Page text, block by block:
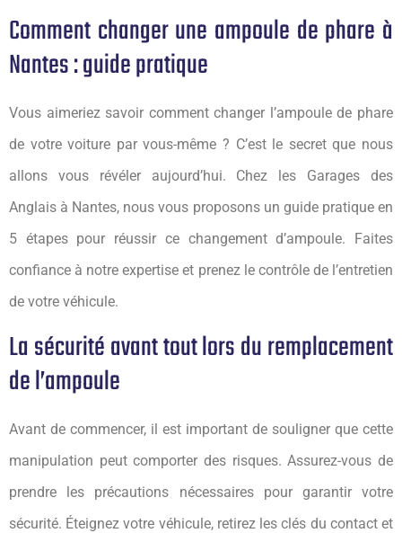
Comment changer une ampoule de phare à
Nantes : guide pratique
Vous aimeriez savoir comment changer l’ampoule de phare
de votre voiture par vous-même ? C’est le secret que nous
allons vous révéler aujourd’hui. Chez les Garages des
Anglais à Nantes, nous vous proposons un guide pratique en
5 étapes pour réussir ce changement d’ampoule. Faites
confiance à notre expertise et prenez le contrôle de l’entretien
de votre véhicule.
La sécurité avant tout lors du remplacement
de l’ampoule
Avant de commencer, il est important de souligner que cette
manipulation peut comporter des risques. Assurez-vous de
prendre les précautions nécessaires pour garantir votre
sécurité. Éteignez votre véhicule, retirez les clés du contact et